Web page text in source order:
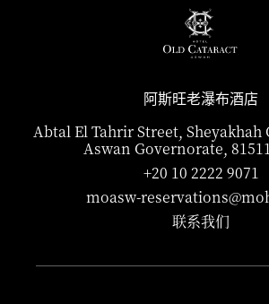
阿斯旺老瀑布酒店
Abtal El Tahrir Street, Sheyakhah
Aswan Governorate,
+20 10 2222 9071
moasw-
联系我们